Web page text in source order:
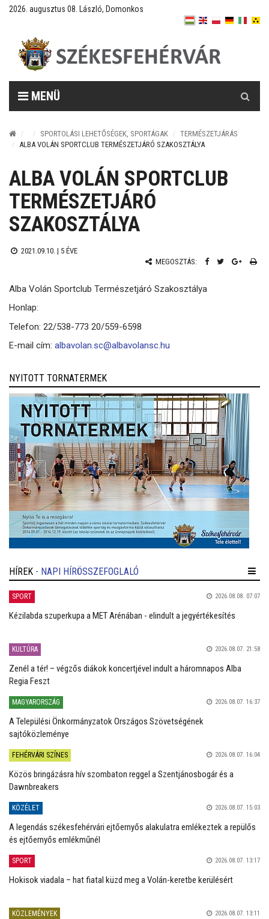
2026. augusztus 08. László, Domonkos
MENÜ
SPORTOLÁSI LEHETŐSÉGEK, SPORTÁGAK
TERMÉSZETJÁRÁS
ALBA VOLÁN SPORTCLUB TERMÉSZETJÁRÓ SZAKOSZTÁLYA
ALBA VOLÁN SPORTCLUB
TERMÉSZETJÁRÓ
SZAKOSZTÁLYA
2021.09.10. | 5 ÉVE
MEGOSZTÁS:
Alba Volán Sportclub Természetjáró Szakosztálya
Honlap:
Telefon: 22/538-773 20/559-6598
E-mail cím: albavolan.sc@albavolansc.hu
NYITOTT TORNATERMEK
HÍREK - NAPI HÍRÖSSZEFOGLALÓ
SPORT 2026.08.08. 07:07
Kézilabda szuperkupa a MET Arénában - elindult a jegyértékesítés
KULTÚRA 2026.08.07. 21:58
Zenél a tér! – végzős diákok koncertjével indult a háromnapos Alba
Regia Feszt
MAGYARORSZÁG 2026.08.07. 16:37
A Települési Önkormányzatok Országos Szövetségének
sajtóközleménye
FEHÉRVÁRI SZÍNES 2026.08.07. 16:04
Közös bringázásra hív szombaton reggel a Szentjánosbogár és a
Dawnbreakers
KÖZÉLET 2026.08.07. 15:03
A legendás székesfehérvári ejtőernyős alakulatra emlékeztek a repülős
és ejtőernyős emlékműnél
SPORT 2026.08.07. 13:17
Hokisok viadala – hat fiatal küzd meg a Volán-keretbe kerülésért
KÖZLEMÉNYEK 2026.08.07. 13:11